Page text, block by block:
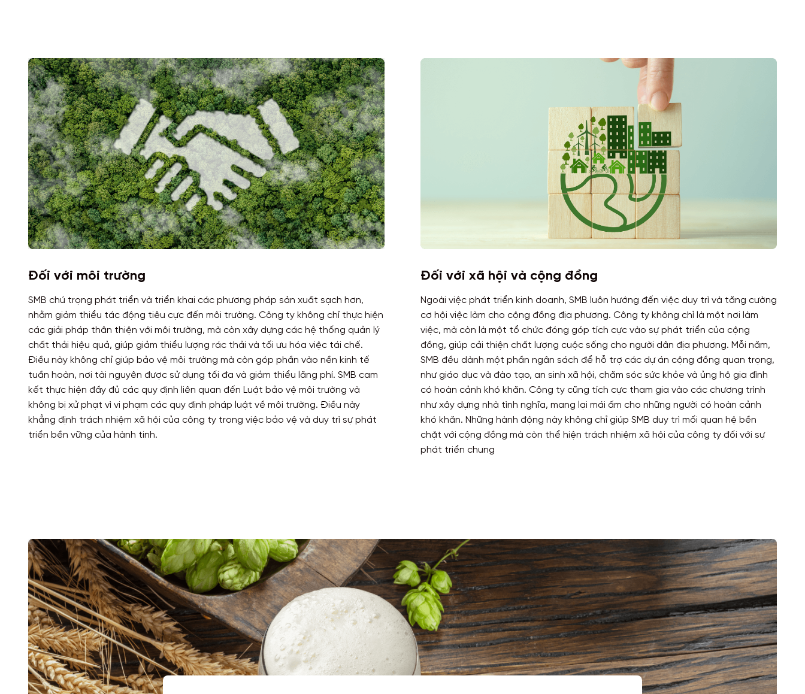
Đối với môi trường
SMB chú trọng phát triển và triển khai các phương pháp sản xuất sạch hơn,
nhằm giảm thiểu tác động tiêu cực đến môi trường. Công ty không chỉ thực hiện
các giải pháp thân thiện với môi trường, mà còn xây dựng các hệ thống quản lý
chất thải hiệu quả, giúp giảm thiểu lượng rác thải và tối ưu hóa việc tái chế.
Điều này không chỉ giúp bảo vệ môi trường mà còn góp phần vào nền kinh tế
tuần hoàn, nơi tài nguyên được sử dụng tối đa và giảm thiểu lãng phí. SMB cam
kết thực hiện đầy đủ các quy định liên quan đến Luật bảo vệ môi trường và
không bị xử phạt vì vi phạm các quy định pháp luật về môi trường. Điều này
khẳng định trách nhiệm xã hội của công ty trong việc bảo vệ và duy trì sự phát
triển bền vững của hành tinh.
Đối với xã hội và cộng đồng
Ngoài việc phát triển kinh doanh, SMB luôn hướng đến việc duy trì và tăng cường
cơ hội việc làm cho cộng đồng địa phương. Công ty không chỉ là một nơi làm
việc, mà còn là một tổ chức đóng góp tích cực vào sự phát triển của cộng
đồng, giúp cải thiện chất lượng cuộc sống cho người dân địa phương. Mỗi năm,
SMB đều dành một phần ngân sách để hỗ trợ các dự án cộng đồng quan trọng,
như giáo dục và đào tạo, an sinh xã hội, chăm sóc sức khỏe và ủng hộ gia đình
có hoàn cảnh khó khăn. Công ty cũng tích cực tham gia vào các chương trình
như xây dựng nhà tình nghĩa, mang lại mái ấm cho những người có hoàn cảnh
khó khăn. Những hành động này không chỉ giúp SMB duy trì mối quan hệ bền
chặt với cộng đồng mà còn thể hiện trách nhiệm xã hội của công ty đối với sự
phát triển chung